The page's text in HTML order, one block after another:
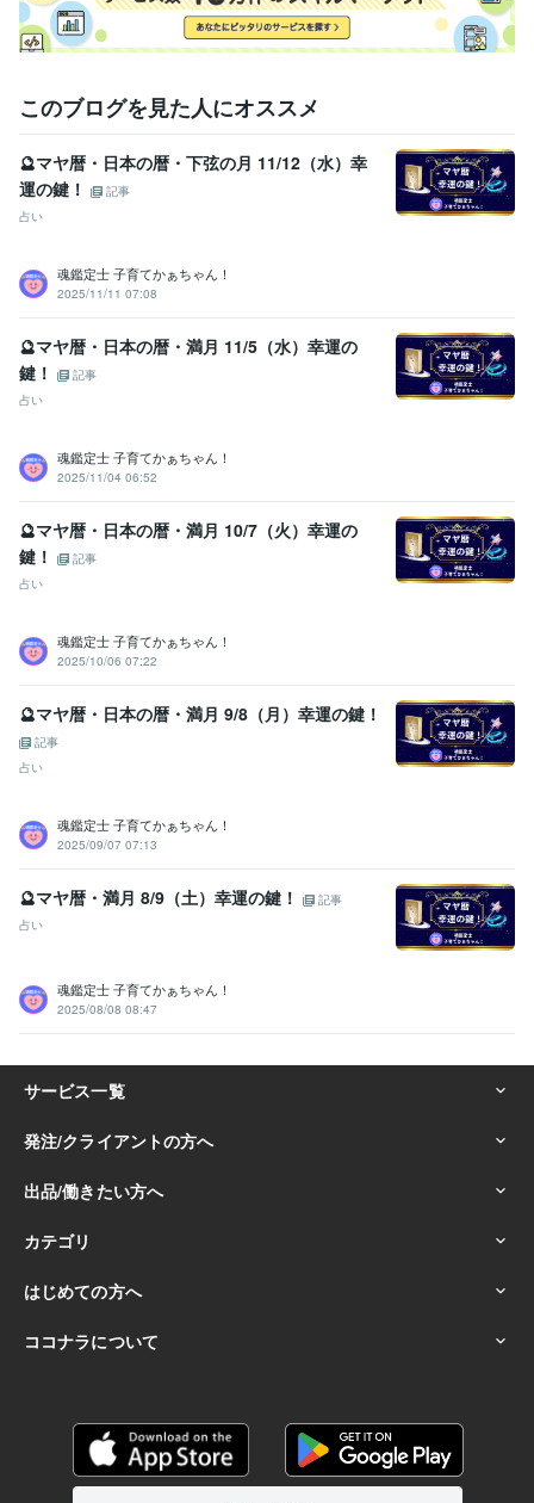
ご納得いただけましたら
サービスのご購入のお手続きを
お願いいたします(*^^*)
ご相談や鑑定を
お受けいただいた後に
感じていただけますよう
鑑定書を作成しております。
福祉住環境コーディネーター2級
福祉用具専門相談員
得意分野
悩み相談・カウンセリング 【複数占術による解決策】
【親子鑑定】
【魂の気質から読み解く不登校の悩み相談】
【ママへの♡パラレル
シフトメッセージ】
子育ての悩み
占い 【魂の気質から読み解く宝物(才能)鑑定】
ためのお手伝い♡♪】
悩み相談 魂鑑定 子育ての悩み 仕事 家族の悩み
このブログを見た人にオススメ
🔮マヤ暦・日本の暦・下弦の月 11/12（水）幸
運の鍵！
記事
占い
魂鑑定士 子育てかぁちゃん！
2025/11/11 07:08
🔮マヤ暦・日本の暦・満月 11/5（水）幸運の
鍵！
記事
占い
魂鑑定士 子育てかぁちゃん！
2025/11/04 06:52
🔮マヤ暦・日本の暦・満月 10/7（火）幸運の
鍵！
記事
占い
魂鑑定士 子育てかぁちゃん！
2025/10/06 07:22
🔮マヤ暦・日本の暦・満月 9/8（月）幸運の鍵！
記事
占い
魂鑑定士 子育てかぁちゃん！
2025/09/07 07:13
🔮マヤ暦・満月 8/9（土）幸運の鍵！
記事
占い
魂鑑定士 子育てかぁちゃん！
2025/08/08 08:47